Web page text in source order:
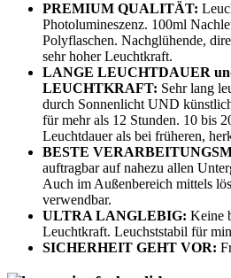
PREMIUM QUALITÄT:
Photolumineszenz. 100ml
Polyflaschen. Nachglühende,
sehr hoher Leuchtkraft.
LANGE LEUCHTDAUER
LEUCHTKRAFT: Sehr lang
durch Sonnenlicht UND
für mehr als 12 Stunden. 10 bis
Leuchtdauer als bei früheren,
BESTE
auftragbar auf nahezu allen
Auch im Außenbereich mittels
verwendbar.
ULTRA LANGLEBIG: Keine
Leuchtkraft. Leuchststabil für
SICHERHEIT GEHT VOR: